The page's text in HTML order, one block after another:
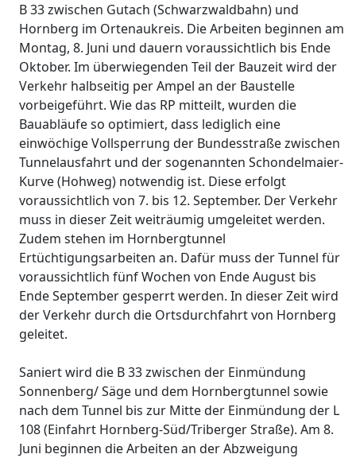
B 33 zwischen Gutach (Schwarzwaldbahn) und
Hornberg im Ortenaukreis. Die Arbeiten beginnen am
Montag, 8. Juni und dauern voraussichtlich bis Ende
Oktober. Im überwiegenden Teil der Bauzeit wird der
Verkehr halbseitig per Ampel an der Baustelle
vorbeigeführt. Wie das RP mitteilt, wurden die
Bauabläufe so optimiert, dass lediglich eine
einwöchige Vollsperrung der Bundesstraße zwischen
Tunnelausfahrt und der sogenannten Schondelmaier-
Kurve (Hohweg) notwendig ist. Diese erfolgt
voraussichtlich von 7. bis 12. September. Der Verkehr
muss in dieser Zeit weiträumig umgeleitet werden.
Zudem stehen im Hornbergtunnel
Ertüchtigungsarbeiten an. Dafür muss der Tunnel für
voraussichtlich fünf Wochen von Ende August bis
Ende September gesperrt werden. In dieser Zeit wird
der Verkehr durch die Ortsdurchfahrt von Hornberg
geleitet.
Saniert wird die B 33 zwischen der Einmündung
Sonnenberg/ Säge und dem Hornbergtunnel sowie
nach dem Tunnel bis zur Mitte der Einmündung der L
108 (Einfahrt Hornberg-Süd/Triberger Straße). Am 8.
Juni beginnen die Arbeiten an der Abzweigung